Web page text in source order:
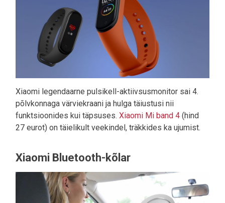
Xiaomi legendaarne pulsikell-aktiivsusmonitor sai 4.
põlvkonnaga värviekraani ja hulga täiustusi nii
funktsioonides kui täpsuses. Xiaomi Mi band 4 (hind
27 eurot) on täielikult veekindel, träkkides ka ujumist.
Xiaomi Bluetooth-kõlar